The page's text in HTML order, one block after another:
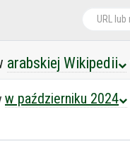
arabskiej Wikipedii
w październiku 2024